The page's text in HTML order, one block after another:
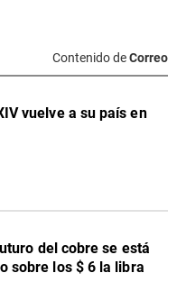
Contenido deCorreo
vuelve a su país en
del cobre se está
sobre los $ 6 la libra